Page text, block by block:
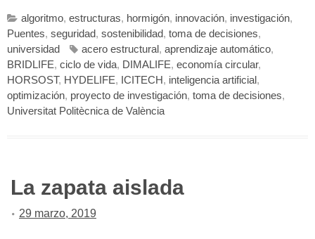
algoritmo, estructuras, hormigón, innovación, investigación,
Puentes, seguridad, sostenibilidad, toma de decisiones,
universidad
acero estructural, aprendizaje automático,
BRIDLIFE, ciclo de vida, DIMALIFE, economía circular,
HORSOST, HYDELIFE, ICITECH, inteligencia artificial,
optimización, proyecto de investigación, toma de decisiones,
Universitat Politècnica de València
La zapata aislada
29 marzo, 2019